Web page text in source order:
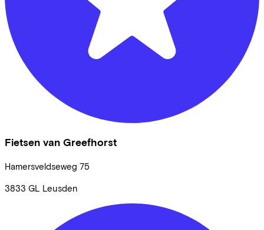
Fietsen van Greefhorst
Hamersveldseweg 75
3833 GL Leusden